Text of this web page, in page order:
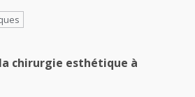
chirurgie esthétique à